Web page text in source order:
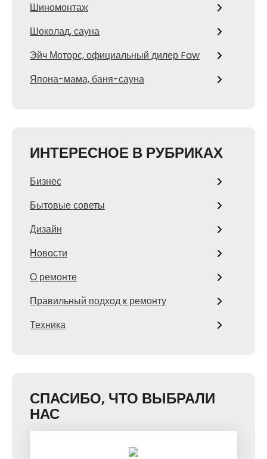
Шиномонтаж
Шоколад, сауна
Эйч Моторс, официальный дилер Faw
Япона-мама, баня-сауна
ИНТЕРЕСНОЕ В РУБРИКАХ
Бизнес
Бытовые советы
Дизайн
Новости
О ремонте
Правильный подход к ремонту
Техника
СПАСИБО, ЧТО ВЫБРАЛИ
НАС